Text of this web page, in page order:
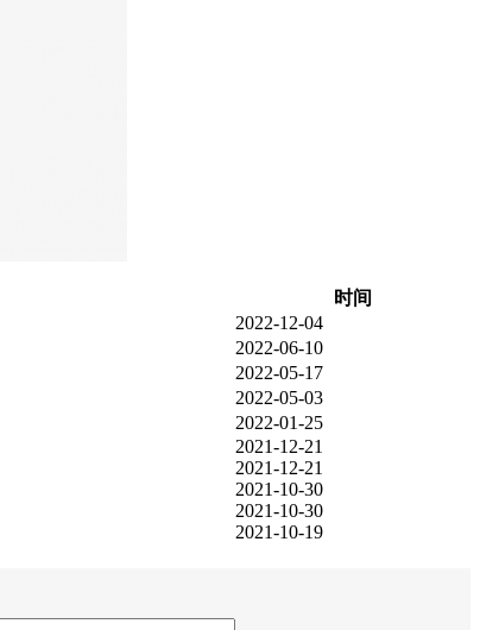
时间
2022-12-04
2022-06-10
2022-05-17
2022-05-03
2022-01-25
2021-12-21
2021-12-21
2021-10-30
2021-10-30
2021-10-19